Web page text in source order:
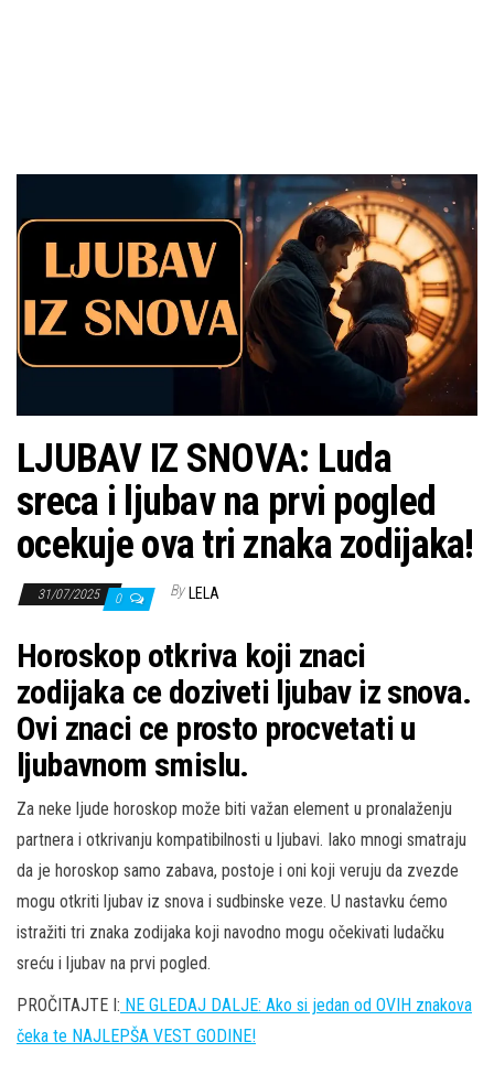
LJUBAV IZ SNOVA: Luda
sreca i ljubav na prvi pogled
ocekuje ova tri znaka zodijaka!
31/07/2025 0 By LELA
Horoskop otkriva koji znaci
zodijaka ce doziveti ljubav iz snova.
Ovi znaci ce prosto procvetati u
ljubavnom smislu.
Za neke ljude horoskop može biti važan element u pronalaženju
partnera i otkrivanju kompatibilnosti u ljubavi. Iako mnogi smatraju
da je horoskop samo zabava, postoje i oni koji veruju da zvezde
mogu otkriti ljubav iz snova i sudbinske veze. U nastavku ćemo
istražiti tri znaka zodijaka koji navodno mogu očekivati ludačku
sreću i ljubav na prvi pogled.
PROČITAJTE I: NE GLEDAJ DALJE: Ako si jedan od OVIH znakova
čeka te NAJLEPŠA VEST GODINE!